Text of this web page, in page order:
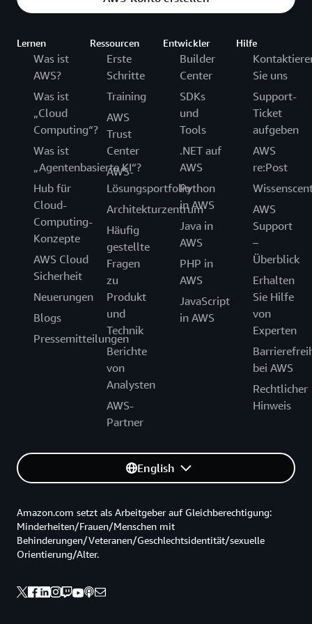
Emerging Talent Community beizutreten. Dort
um Punkte zu sammeln, die gegen Prämien wie
digitale Hintergründe und vergünstigte
Gutscheine für AWS-Zertifizierungsprüfungen
eingelöst werden können. *Alle Prämien können
sich ändern.
unterstützt werden soll. AWS Educate bietet
für Cloud-Neulinge, einschließlich praktischer
Übungen in der AWS-Managementkonsole.
Amazon-Konto erstellen zu müssen.
Lernen
Was ist
AWS?
Was ist
„Cloud
Computing“?
Was ist
„Agentenbasierte KI“?
Hub für
Cloud-
Computing-
Konzepte
AWS Cloud
Sicherheit
Neuerungen
Blogs
Pressemitteilungen
Ressourcen
Erste
Schritte
Training
AWS
Trust
Center
AWS-
Lösungsportfolio
Architekturzentrum
Häufig
gestellte
Fragen
zu
Produkt
und
Technik
Berichte
von
Analysten
AWS-
Partner
Entwickler
Builder
Center
SDKs
und
Tools
.NET auf
AWS
Python
in AWS
Java in
AWS
PHP in
AWS
JavaScript
in AWS
Hilfe
Sie uns
Support-
Ticket
aufgeben
AWS
re:Post
AWS
Support
–
Überblick
Erhalten
Sie Hilfe
von
Experten
bei AWS
Rechtlicher
Hinweis
English
Amazon.com setzt als Arbeitgeber auf Gleichberechtigung:
Minderheiten/Frauen/Menschen mit
Behinderungen/Veteranen/Geschlechtsidentität/sexuelle
Orientierung/Alter.